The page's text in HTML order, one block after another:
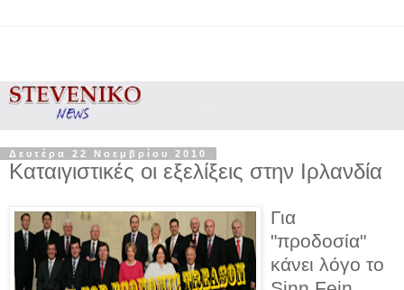
Δευτέρα 22 Νοεμβρίου 2010
Καταιγιστικές οι εξελίξεις στην Ιρλανδία
Για
"προδοσία"
κάνει λόγο το